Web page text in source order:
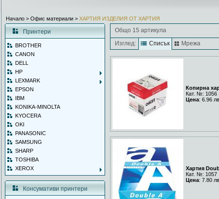
Начало > Офис материали > ХАРТИЯ ИЗДЕЛИЯ ОТ ХАРТИЯ
Принтери
BROTHER
CANON
DELL
HP
LEXMARK
EPSON
IBM
KONIKA-MINOLTA
KYOCERA
OKI
PANASONIC
SAMSUNG
SHARP
TOSHIBA
XEROX
Консумативи принтери
Общо 15 артикула
Изглед:
Списък Мрежа
Копирна
Кат. №: 1056
Цена: 6.96
Хартия
Кат. №: 1057
Цена: 7.80